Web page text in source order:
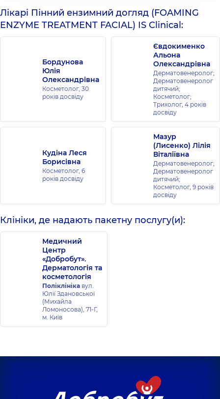
Лікарі Пінний ензимний догляд (FOAMING
ENZYME TREATMENT FACIAL) IS Clinical:
Бордунова
Юлія
Олександрівна
Косметолог, 30
років досвіду
Євдокименко
Альона
Олександрівна
Дерматовенеролог;
Дерматовенеролог
дитячий;
Косметолог;
Трихолог, 4 років
досвіду
Кудіна Леся
Борисівна
Косметолог, 6
років досвіду
Мазур
(Лисенко) Лілія
Віталіївна
Дерматовенеролог;
Дерматовенеролог
дитячий;
Косметолог, 9 років
досвіду
Клініки, де надають пакетну послугу(и):
Медичний
Центр
«Добробут».
Дерматологія та
косметологія
Поліклініка вул.
Юлії Здановської
(Михайла
Ломоносова), 71-Г,
м. Київ